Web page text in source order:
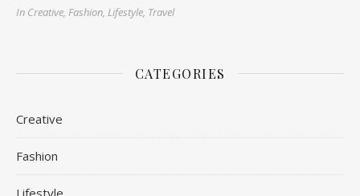
In Creative, Fashion, Lifestyle, Travel
CATEGORIES
Creative
Fashion
Lifestyle